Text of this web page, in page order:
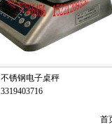
不锈钢电子桌秤
3319403716
首